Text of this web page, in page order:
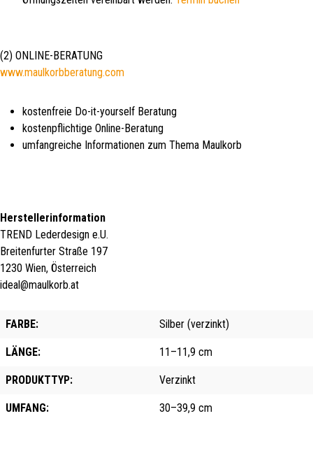
(2) ONLINE-BERATUNG
www.maulkorbberatung.com
kostenfreie Do-it-yourself Beratung
kostenpflichtige Online-Beratung
umfangreiche Informationen zum Thema Maulkorb
Herstellerinformation
TREND Lederdesign e.U.
Breitenfurter Straße 197
1230 Wien, Österreich
ideal@maulkorb.at
FARBE: Silber (verzinkt)
LÄNGE: 11–11,9 cm
PRODUKTTYP: Verzinkt
UMFANG: 30–39,9 cm